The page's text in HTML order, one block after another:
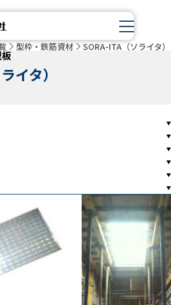
型枠・鉄筋資材 SORA-ITA（ソライタ）
イタ）